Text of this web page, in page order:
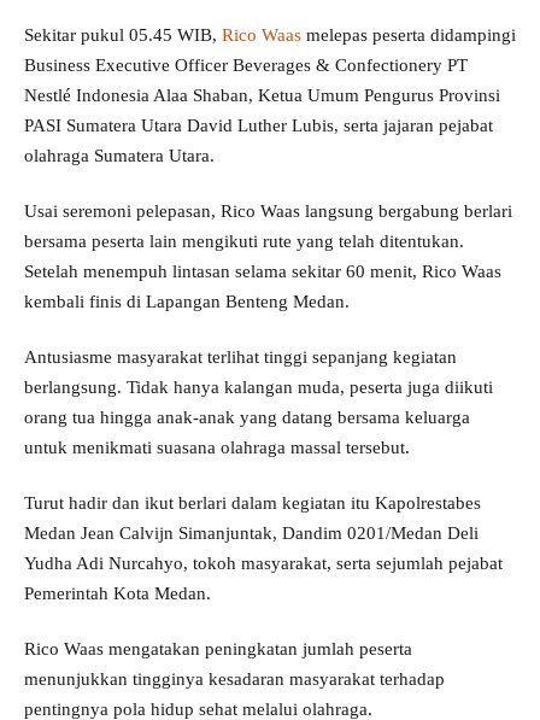
Sekitar pukul 05.45 WIB, Rico Waas melepas peserta didampingi
Business Executive Officer Beverages & Confectionery PT
Nestlé Indonesia Alaa Shaban, Ketua Umum Pengurus Provinsi
PASI Sumatera Utara David Luther Lubis, serta jajaran pejabat
olahraga Sumatera Utara.
Usai seremoni pelepasan, Rico Waas langsung bergabung berlari
bersama peserta lain mengikuti rute yang telah ditentukan.
Setelah menempuh lintasan selama sekitar 60 menit, Rico Waas
kembali finis di Lapangan Benteng Medan.
Antusiasme masyarakat terlihat tinggi sepanjang kegiatan
berlangsung. Tidak hanya kalangan muda, peserta juga diikuti
orang tua hingga anak-anak yang datang bersama keluarga
untuk menikmati suasana olahraga massal tersebut.
Turut hadir dan ikut berlari dalam kegiatan itu Kapolrestabes
Medan Jean Calvijn Simanjuntak, Dandim 0201/Medan Deli
Yudha Adi Nurcahyo, tokoh masyarakat, serta sejumlah pejabat
Pemerintah Kota Medan.
Rico Waas mengatakan peningkatan jumlah peserta
menunjukkan tingginya kesadaran masyarakat terhadap
pentingnya pola hidup sehat melalui olahraga.